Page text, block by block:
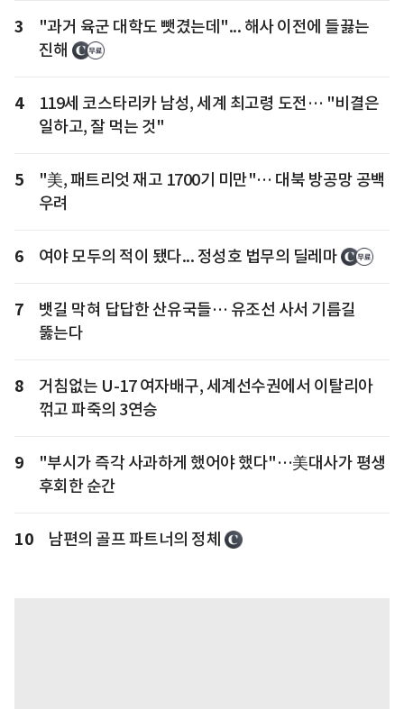
3
"과거 육군 대학도 뺏겼는데"... 해사 이전에 들끓는
진해
4
119세 코스타리카 남성, 세계 최고령 도전… "비결은
일하고, 잘 먹는 것"
5
"美, 패트리엇 재고 1700기 미만"… 대북 방공망 공백
우려
6 여야 모두의 적이 됐다... 정성호 법무의 딜레마
7
뱃길 막혀 답답한 산유국들… 유조선 사서 기름길
뚫는다
8
거침없는 U-17 여자배구, 세계선수권에서 이탈리아
꺾고 파죽의 3연승
9
"부시가 즉각 사과하게 했어야 했다"…美대사가 평생
후회한 순간
10 남편의 골프 파트너의 정체